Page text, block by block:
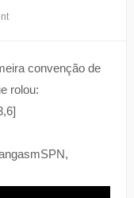
convenção de
rolou: